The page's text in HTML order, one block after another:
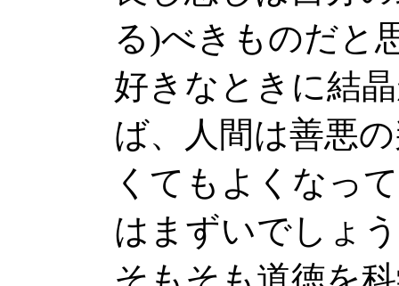
る)べきものだと
好きなときに結
ば、人間は善悪
くてもよくなっ
はまずいでしょ